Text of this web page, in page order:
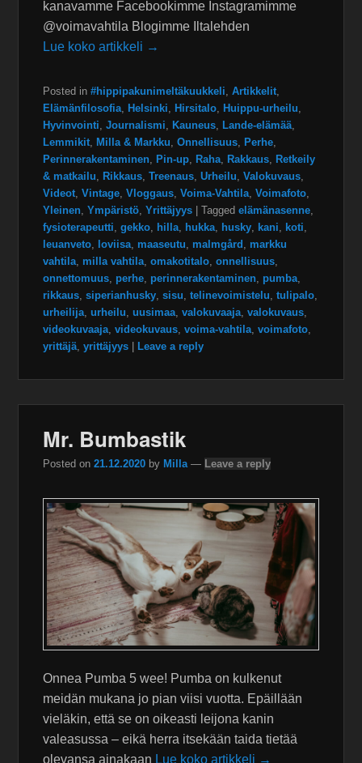
kanavamme Facebookimme Instagramimme
@voimavahtila Blogimme Iltalehden
Lue koko artikkeli →
Posted in #hippipakunimeltäkuukkeli,Artikkelit,
Elämänfilosofia, Helsinki, Hirsitalo, Huippu-urheilu,
Hyvinvointi,Journalismi, Kauneus, Lande-elämää,
Lemmikit, Milla & Markku,Onnellisuus, Perhe,
Perinnerakentaminen, Pin-up, Raha, Rakkaus, Retkeily
& matkailu, Rikkaus,Treenaus,Urheilu,Valokuvaus,
Videot,Vintage,Vloggaus,Voima-Vahtila,Voimafoto,
Yleinen,Ympäristö,Yrittäjyys |Tagged elämänasenne,
fysioterapeutti,gekko, hilla, hukka, husky, kani, koti,
leuanveto, loviisa, maaseutu, malmgård , markku
vahtila, milla vahtila,omakotitalo,onnellisuus,
onnettomuus, perhe, perinnerakentaminen, pumba,
rikkaus,siperianhusky,sisu,telinevoimistelu,tulipalo,
urheilija,urheilu,uusimaa,valokuvaaja,valokuvaus,
videokuvaaja,videokuvaus,voima-vahtila,voimafoto,
yrittäjä,yrittäjyys Leave a reply
Mr. Bumbastik
Posted on21.12.2020 by Milla — Leave a reply
Onnea Pumba 5 wee! Pumba on kulkenut
meidän mukana jo pian viisi vuotta. Epäillään
vieläkin, että se on oikeasti leijona kanin
valeasussa – eikä herra itsekään taida tietää
olevansa ainakaan Lue koko artikkeli →